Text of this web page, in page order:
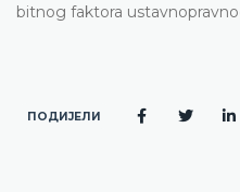
bitnog faktora
ПОДИЈЕЛИ